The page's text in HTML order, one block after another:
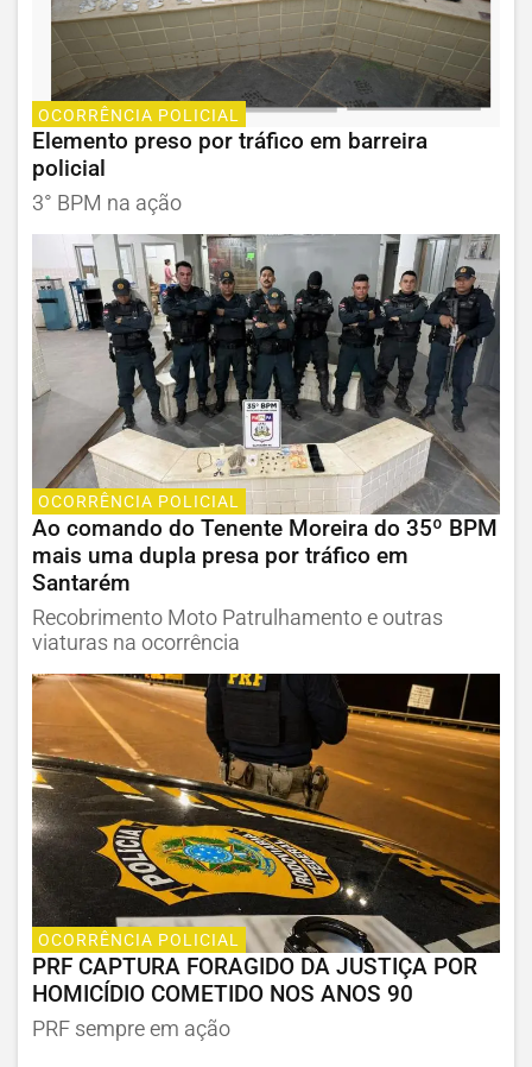
OCORRÊNCIA POLICIAL
Elemento preso por tráfico em barreira
policial
3° BPM na ação
OCORRÊNCIA POLICIAL
Ao comando do Tenente Moreira do 35º BPM
mais uma dupla presa por tráfico em
Santarém
Recobrimento Moto Patrulhamento e outras
viaturas na ocorrência
OCORRÊNCIA POLICIAL
PRF CAPTURA FORAGIDO DA JUSTIÇA POR
HOMICÍDIO COMETIDO NOS ANOS 90
PRF sempre em ação